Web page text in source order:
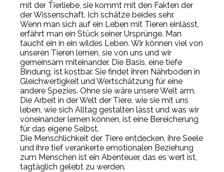
mit der Tierliebe, sie kommt mit den Fakten der
der Wissenschaft. Ich schätze beides sehr.
Wenn man sich auf ein Leben mit Tieren einlässt,
erfährt man ein Stück seiner Ursprünge. Man
taucht ein in ein wildes Leben. Wir können viel von
unseren Tieren lernen, sie von uns und wir
gemeinsam miteinander. Die Basis, eine tiefe
Bindung, ist kostbar. Sie findet ihren Nährboden in
Gleichwertigkeit und Wertschätzung für eine
andere Spezies. Ohne sie wäre unsere Welt arm.
Die Arbeit in der Welt der Tiere, wie sie mit uns
leben, wie sich Alltag gestalten lässt und was wir
voneinander lernen können, ist eine Bereicherung
für das eigene Selbst.
Die Menschlichkeit der Tiere entdecken, ihre Seele
und ihre tief verankerte emotionalen Beziehung
zum Menschen ist ein Abenteuer, das es wert ist,
tagtäglich gelebt zu werden.